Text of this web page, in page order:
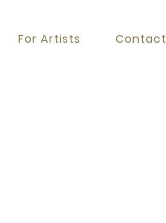
For Artists Contact